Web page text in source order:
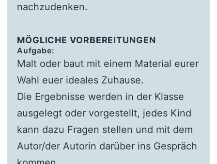
nachzudenken.
MÖGLICHE VORBEREITUNGEN
Aufgabe:
Malt oder baut mit einem Material eurer
Wahl euer ideales Zuhause.
Die Ergebnisse werden in der Klasse
ausgelegt oder vorgestellt, jedes Kind
kann dazu Fragen stellen und mit dem
Autor/der Autorin darüber ins Gespräch